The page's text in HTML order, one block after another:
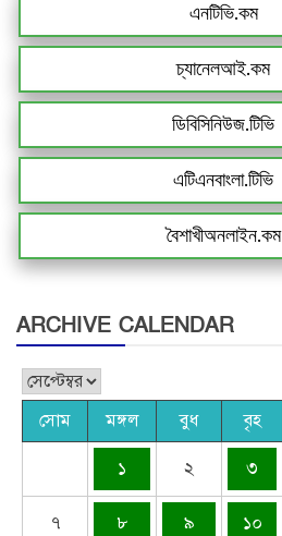
এনটিভি.কম
চ্যানেলআই.কম
ডিবিসিনিউজ.টিভি
এটিএনবাংলা.টিভি
বৈশাখীঅনলাইন.কম
ARCHIVE CALENDAR
সোম মঙ্গল বুধ বৃহ
১ ২ ৩
৭ ৮ ৯ ১০